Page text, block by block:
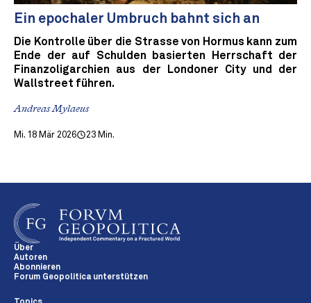
Ein epochaler Umbruch bahnt sich an
Die Kontrolle über die Strasse von Hormus kann zum
Ende der auf Schulden basierten Herrschaft der
Finanzoligarchien aus der Londoner City und der
Wallstreet führen.
Andreas Mylaeus
Mi. 18 Mär 2026 23 Min.
Über
Autoren
Abonnieren
Forum Geopolitica unterstützen